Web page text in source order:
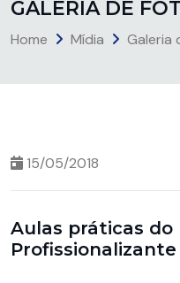
GALERIA DE FOT
Home Mídia Galeria
15/05/2018
Aulas práticas do
Profissionalizante